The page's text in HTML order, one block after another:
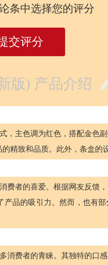
条中选择您的评分
交评分
版) 产品介绍
，主色调为红色，搭配金色
精致和品质。此外，条盒的
费者的喜爱。根据网友反馈
品的吸引力。然而，也有
消费者的青睐。其独特的口